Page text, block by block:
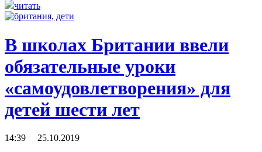
читать
В школах Британии ввели
обязательные уроки
«самоудовлетворения» для
детей шести лет
14:39 25.10.2019